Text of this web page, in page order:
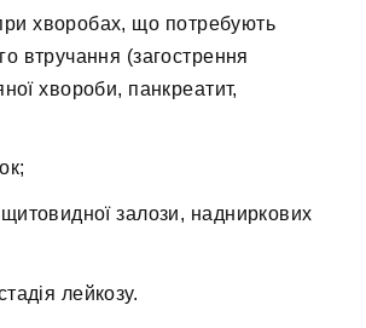
хворобах, що потребують
втручання (загострення
хвороби, панкреатит,
залози, надниркових
лейкозу.